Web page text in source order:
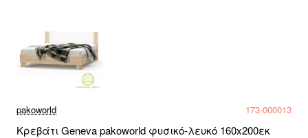
pakoworld 173-000013
Κρεβάτι Geneva pakoworld φυσικό-λευκό 160x200εκ